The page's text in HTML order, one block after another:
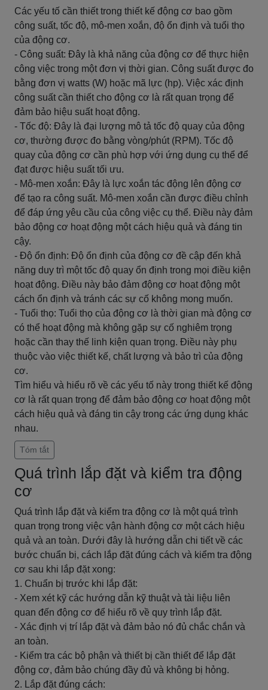
Các yếu tố cần thiết trong thiết kế động cơ bao gồm
công suất, tốc độ, mô-men xoắn, độ ổn định và tuổi thọ
của động cơ.
- Công suất: Đây là khả năng của động cơ để thực hiện
công việc trong một đơn vị thời gian. Công suất được đo
bằng đơn vị watts (W) hoặc mã lực (hp). Việc xác định
công suất cần thiết cho động cơ là rất quan trọng để
đảm bảo hiệu suất hoạt động.
- Tốc độ: Đây là đại lượng mô tả tốc độ quay của động
cơ, thường được đo bằng vòng/phút (RPM). Tốc độ
quay của động cơ cần phù hợp với ứng dụng cụ thể để
đạt được hiệu suất tối ưu.
- Mô-men xoắn: Đây là lực xoắn tác động lên động cơ
để tạo ra công suất. Mô-men xoắn cần được điều chỉnh
để đáp ứng yêu cầu của công việc cụ thể. Điều này đảm
bảo động cơ hoạt động một cách hiệu quả và đáng tin
cậy.
- Độ ổn định: Độ ổn định của động cơ đề cập đến khả
năng duy trì một tốc độ quay ổn định trong mọi điều kiện
hoạt động. Điều này bảo đảm động cơ hoạt động một
cách ổn định và tránh các sự cố không mong muốn.
- Tuổi thọ: Tuổi thọ của động cơ là thời gian mà động cơ
có thể hoạt động mà không gặp sự cố nghiêm trọng
hoặc cần thay thế linh kiện quan trọng. Điều này phụ
thuộc vào việc thiết kế, chất lượng và bảo trì của động
cơ.
Tìm hiểu và hiểu rõ về các yếu tố này trong thiết kế động
cơ là rất quan trọng để đảm bảo động cơ hoạt động một
cách hiệu quả và đáng tin cậy trong các ứng dụng khác
nhau.
Tóm tắt
Quá trình lắp đặt và kiểm tra động
cơ
Quá trình lắp đặt và kiểm tra động cơ là một quá trình
quan trọng trong việc vận hành động cơ một cách hiệu
quả và an toàn. Dưới đây là hướng dẫn chi tiết về các
bước chuẩn bị, cách lắp đặt đúng cách và kiểm tra động
cơ sau khi lắp đặt xong:
1. Chuẩn bị trước khi lắp đặt:
- Xem xét kỹ các hướng dẫn kỹ thuật và tài liệu liên
quan đến động cơ để hiểu rõ về quy trình lắp đặt.
- Xác định vị trí lắp đặt và đảm bảo nó đủ chắc chắn và
an toàn.
- Kiểm tra các bộ phận và thiết bị cần thiết để lắp đặt
động cơ, đảm bảo chúng đầy đủ và không bị hỏng.
2. Lắp đặt đúng cách: